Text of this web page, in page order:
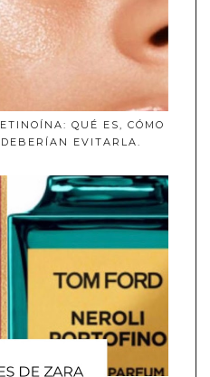
QUÉ ES, CÓMO
EVITARLA.